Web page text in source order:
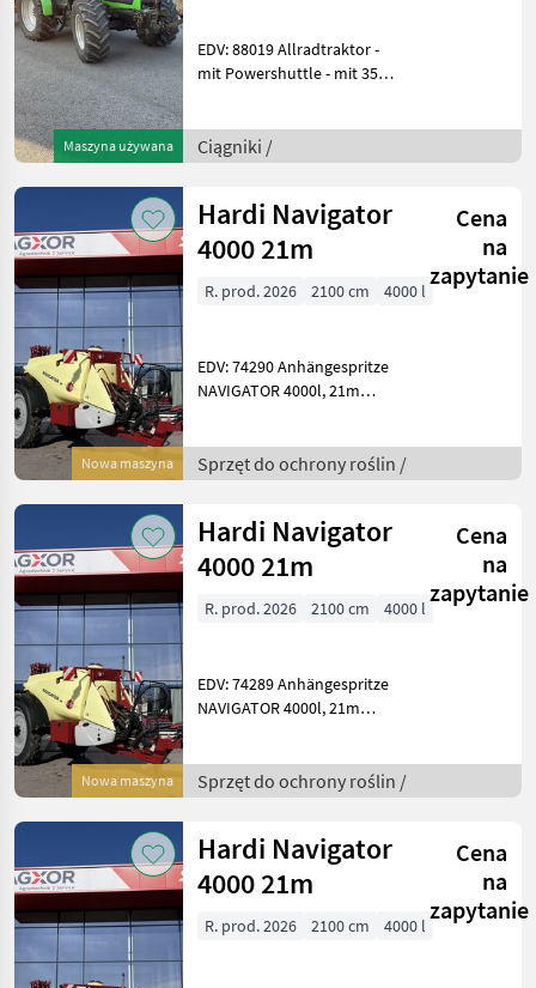
Maszyna używana
EDV: 88019 Allradtraktor -
mit Powershuttle - mit 3500
mit Schaltgetriebe - mit
Zapfwellendrehzahl
Ciągniki /
Nowa maszyna
Hardi Navigator
4000 21m
Cena
na
zapytanie
R. prod. 2026 2100 cm 4000 l
EDV: 74290 Anhängespritze
NAVIGATOR 4000l, 21m
Behälter: - 4.000 Liter PE-
Behälter mit niedrigem
Sprzęt do ochrony roślin /
Nowa maszyna
Hardi Navigator
4000 21m
Cena
na
zapytanie
R. prod. 2026 2100 cm 4000 l
EDV: 74289 Anhängespritze
NAVIGATOR 4000l, 21m
Behälter: - 4.000 Liter PE-
Behälter mit niedrigem
Sprzęt do ochrony roślin /
Hardi Navigator
4000 21m
Cena
na
zapytanie
R. prod. 2026 2100 cm 4000 l